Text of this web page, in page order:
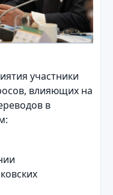
участники
влияющих на
в